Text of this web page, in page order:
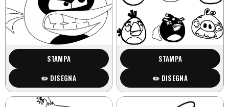
STAMPA
✏️ DISEGNA
STAMPA
✏️ DISEGNA